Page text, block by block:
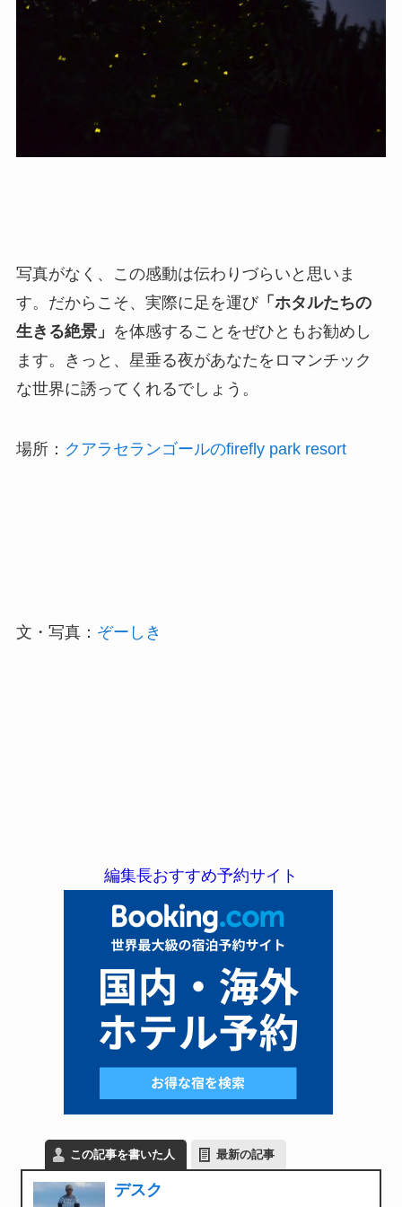
写真がなく、この感動は伝わりづらいと思いま
す。だからこそ、実際に足を運び「ホタルたちの
生きる絶景」 を体感することをぜひともお勧めし
ます。きっと、星垂る夜があなたをロマンチック
な世界に誘ってくれるでしょう。
場所： クアラセランゴールのfirefly park resort
文・写真： ぞーしき
編集長おすすめ予約サイト
この記事を書いた人 最新の記事
デスク